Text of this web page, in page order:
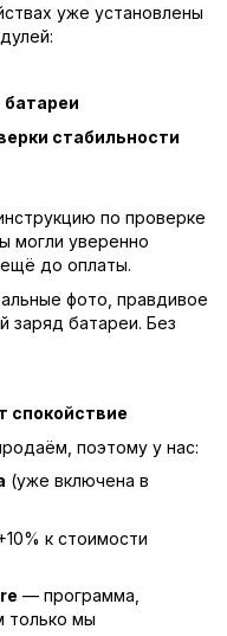
уже установлены
батареи
стабильности
по проверке
могли уверенно
до оплаты.
фото, правдивое
заряд батареи. Без
спокойствие
поэтому у нас:
(уже включена в
к стоимости
— программа,
только мы